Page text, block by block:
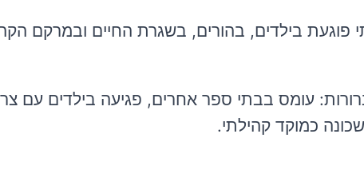
פוגעת בילדים, בהורים, בשגרת החיים ובמרקם
עומס בבתי ספר אחרים, פגיעה בילדים עם
כמוקד קהילתי.